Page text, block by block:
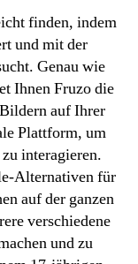
finden, indem
und mit der
Genau wie
Ihnen Fruzo die
auf Ihrer
Plattform, um
interagieren.
Alternativen für
auf der ganzen
verschiedene
und zu